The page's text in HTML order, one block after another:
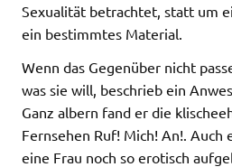
Sexualität betrachtet, statt um
ein bestimmtes Material.
Wenn das Gegenüber nicht
was sie will, beschrieb ein
Ganz albern fand er die
Fernsehen Ruf! Mich! An!.
eine Frau noch so erotisch